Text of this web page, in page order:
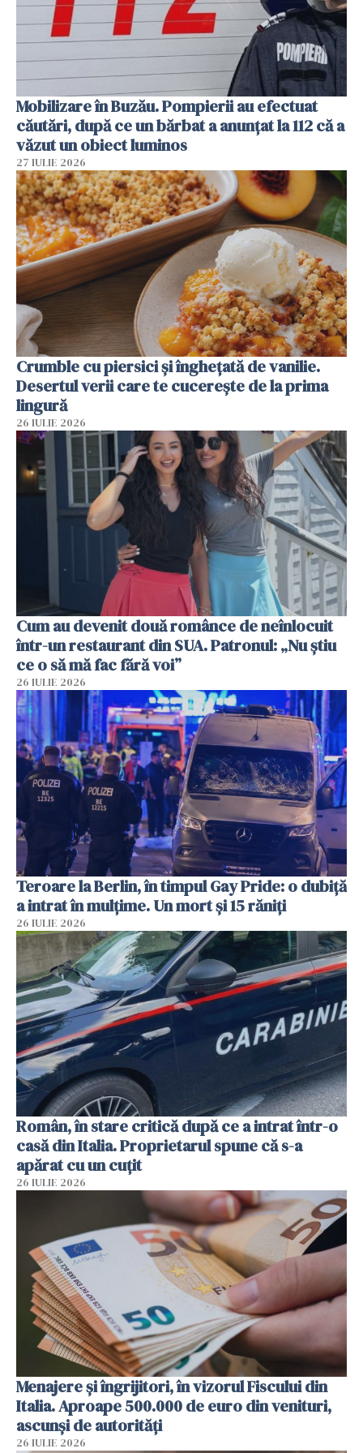
Mobilizare în Buzău. Pompierii au efectuat
căutări, după ce un bărbat a anunțat la 112 că a
văzut un obiect luminos
27 IULIE 2026
Crumble cu piersici și înghețată de vanilie.
Desertul verii care te cucerește de la prima
lingură
26 IULIE 2026
Cum au devenit două românce de neînlocuit
într-un restaurant din SUA. Patronul: „Nu știu
ce o să mă fac fără voi”
26 IULIE 2026
Teroare la Berlin, în timpul Gay Pride: o dubiță
a intrat în mulțime. Un mort și 15 răniți
26 IULIE 2026
Român, în stare critică după ce a intrat într-o
casă din Italia. Proprietarul spune că s-a
apărat cu un cuțit
26 IULIE 2026
Menajere și îngrijitori, în vizorul Fiscului din
Italia. Aproape 500.000 de euro din venituri,
ascunși de autorități
26 IULIE 2026